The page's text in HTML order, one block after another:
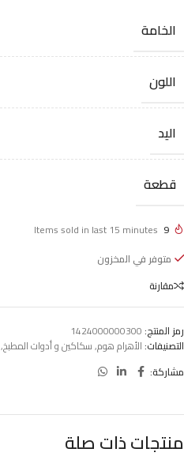
الخامة
اللون
اليد
قطعة
9
Items sold in last 15 minutes
متوفر في المخزون
مقارنة
رمز المنتج:1424000000300
التصنيفات:الأهرام هوم,سكاكين و أدوات المطبخ,
مشاركة:
منتجات ذات صلة